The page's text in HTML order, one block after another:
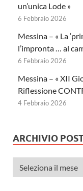
un’unica Lode »
6 Febbraio 2026
Messina – « La
l’impronta … al
6 Febbraio 2026
Messina – « XII
Riflessione
4 Febbraio 2026
ARCHIVIO